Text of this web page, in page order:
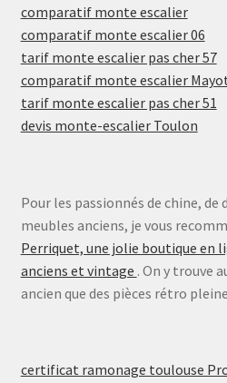
comparatif monte escalier
comparatif monte escalier 06
tarif monte escalier pas cher 57
comparatif monte escalier
tarif monte escalier pas cher 51
devis monte-escalier Toulon
Pour les passionnés de chine,
meubles anciens, je vous
Perriquet, une jolie boutique en
anciens et vintage . On y trouve
ancien que des pièces rétro
certificat ramonage toulouse